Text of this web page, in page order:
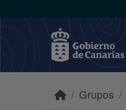
Grupos